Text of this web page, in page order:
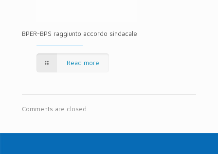
BPER-BPS raggiunto accordo sindacale
Read more
Comments are closed.